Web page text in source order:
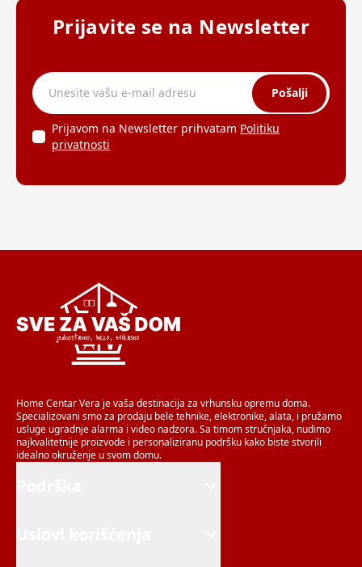
Prijavite se na Newsletter
Pošalji
Prijavom na Newsletter prihvatam Politiku
privatnosti
Home Centar Vera je vaša destinacija za vrhunsku opremu doma.
Specializovani smo za prodaju bele tehnike, elektronike, alata, i pružamo
usluge ugradnje alarma i video nadzora. Sa timom stručnjaka, nudimo
najkvalitetnije proizvode i personaliziranu podršku kako biste stvorili
idealno okruženje u svom domu.